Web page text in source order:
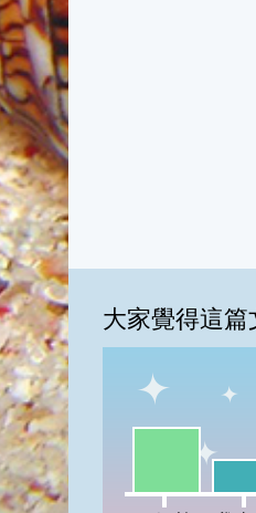
大家覺得這篇
一級棒:53%
我喜